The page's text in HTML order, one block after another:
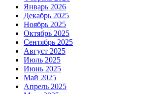
Январь 2026
Декабрь 2025
Ноябрь 2025
Октябрь 2025
Сентябрь 2025
Август 2025
Июль 2025
Июнь 2025
Май 2025
Апрель 2025